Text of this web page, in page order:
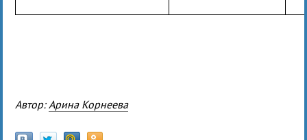
Автор: Арина Корнеева